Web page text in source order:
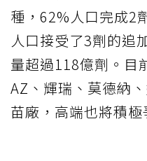
種，62%人口完成2
人口接受了3劑的追
量超過118億劑。目
AZ、輝瑞、莫德納
苗廠，高端也將積極